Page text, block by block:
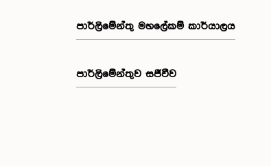
පාර්ලිමේන්තු මහලේකම් කාර්යාලය
පාර්ලිමේන්තුව සජීවීව